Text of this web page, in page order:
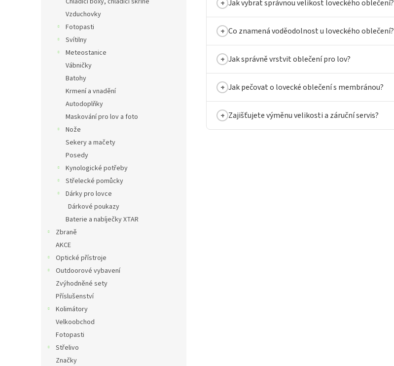
Vzduchovky
Fotopasti
Svítilny
Meteostanice
Vábničky
Batohy
Krmení a vnadění
Autodoplňky
Maskování pro lov a foto
Nože
Sekery a mačety
Posedy
Kynologické potřeby
Střelecké pomůcky
Dárky pro lovce
Dárkové poukazy
Baterie a nabíječky XTAR
Zbraně
AKCE
Optické přístroje
Outdoorové vybavení
Zvýhodněné sety
Příslušenství
Kolimátory
Velkoobchod
Fotopasti
Střelivo
Značky
Jak vybrat správnou velikost loveckého oblečení?
Co znamená voděodolnost u loveckého oblečení?
Jak správně vrstvit oblečení pro lov?
Jak pečovat o lovecké oblečení s membránou?
Zajišťujete výměnu velikosti a záruční servis?